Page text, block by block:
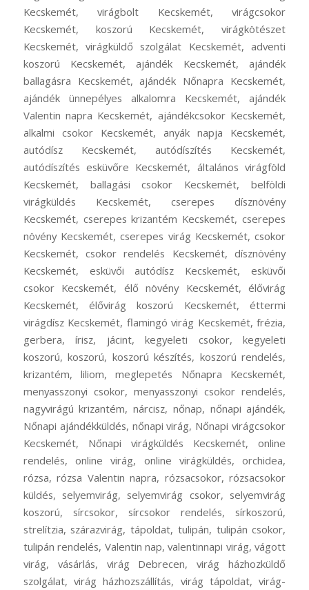
Kecskemét, virágbolt Kecskemét, virágcsokor
Kecskemét, koszorú Kecskemét, virágkötészet
Kecskemét, virágküldő szolgálat Kecskemét, adventi
koszorú Kecskemét, ajándék Kecskemét, ajándék
ballagásra Kecskemét, ajándék Nőnapra Kecskemét,
ajándék ünnepélyes alkalomra Kecskemét, ajándék
Valentin napra Kecskemét, ajándékcsokor Kecskemét,
alkalmi csokor Kecskemét, anyák napja Kecskemét,
autódísz Kecskemét, autódíszítés Kecskemét,
autódíszítés esküvőre Kecskemét, általános virágföld
Kecskemét, ballagási csokor Kecskemét, belföldi
virágküldés Kecskemét, cserepes dísznövény
Kecskemét, cserepes krizantém Kecskemét, cserepes
növény Kecskemét, cserepes virág Kecskemét, csokor
Kecskemét, csokor rendelés Kecskemét, dísznövény
Kecskemét, esküvői autódísz Kecskemét, esküvői
csokor Kecskemét, élő növény Kecskemét, élővirág
Kecskemét, élővirág koszorú Kecskemét, éttermi
virágdísz Kecskemét, flamingó virág Kecskemét, frézia,
gerbera, írisz, jácint, kegyeleti csokor, kegyeleti
koszorú, koszorú, koszorú készítés, koszorú rendelés,
krizantém, liliom, meglepetés Nőnapra Kecskemét,
menyasszonyi csokor, menyasszonyi csokor rendelés,
nagyvirágú krizantém, nárcisz, nőnap, nőnapi ajándék,
Nőnapi ajándékküldés, nőnapi virág, Nőnapi virágcsokor
Kecskemét, Nőnapi virágküldés Kecskemét, online
rendelés, online virág, online virágküldés, orchidea,
rózsa, rózsa Valentin napra, rózsacsokor, rózsacsokor
küldés, selyemvirág, selyemvirág csokor, selyemvirág
koszorú, sírcsokor, sírcsokor rendelés, sírkoszorú,
strelítzia, szárazvirág, tápoldat, tulipán, tulipán csokor,
tulipán rendelés, Valentin nap, valentinnapi virág, vágott
virág, vásárlás, virág Debrecen, virág házhozküldő
szolgálat, virág házhozszállítás, virág tápoldat, virág-